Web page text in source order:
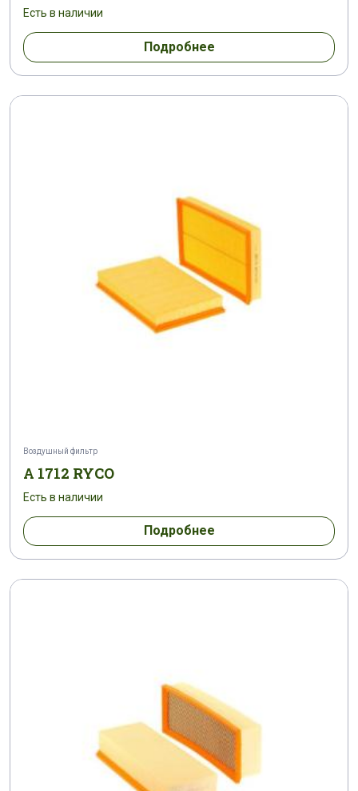
Есть в наличии
Подробнее
Воздушный фильтр
A 1712 RYCO
Есть в наличии
Подробнее